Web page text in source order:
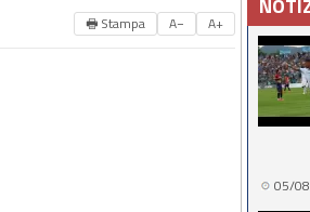
🖶 Stampa A− A+
05/